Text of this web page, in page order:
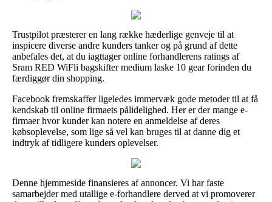
Trustpilot præsterer en lang række hæderlige genveje til at
inspicere diverse andre kunders tanker og på grund af dette
anbefales det, at du iagttager online forhandlerens ratings af
Sram RED WiFli bagskifter medium laske 10 gear forinden du
færdiggør din shopping.
Facebook fremskaffer ligeledes immervæk gode metoder til at få
kendskab til online firmaets pålidelighed. Her er der mange e-
firmaer hvor kunder kan notere en anmeldelse af deres
købsoplevelse, som lige så vel kan bruges til at danne dig et
indtryk af tidligere kunders oplevelser.
Denne hjemmeside finansieres af annoncer. Vi har faste
samarbejder med utallige e-forhandlere derved at vi promoverer